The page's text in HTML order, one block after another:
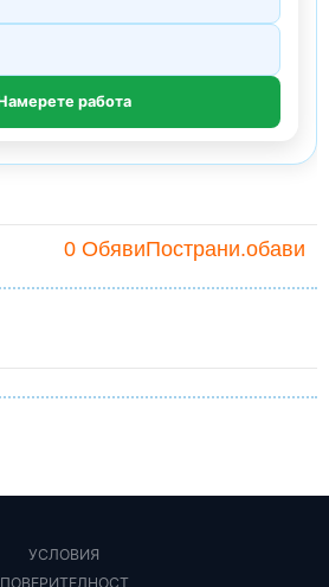
0 ОбявиПострани.обави
УСЛОВИЯ
ПОВЕРИТЕЛНОСТ